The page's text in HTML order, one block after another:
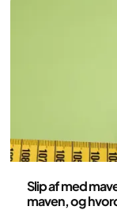
Slip af med
maven, og